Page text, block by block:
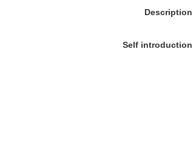
Description
Self introduction